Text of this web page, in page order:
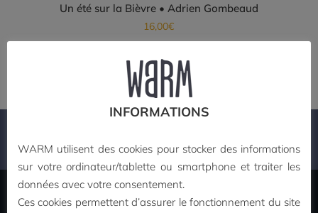
Un été sur la Bièvre • Adrien Gombeaud
16,00€
Ajouter au panier
MON COMPTE
INFORMATIONS
WARM utilisent des cookies pour stocker des informations
sur votre ordinateur/tablette ou smartphone et traiter les
données avec votre consentement.
Ces cookies permettent d’assurer le fonctionnement du site